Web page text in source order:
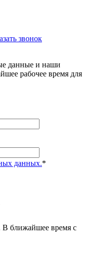
звонок
данные и наши
рабочее время для
данных.*
В ближайшее время с